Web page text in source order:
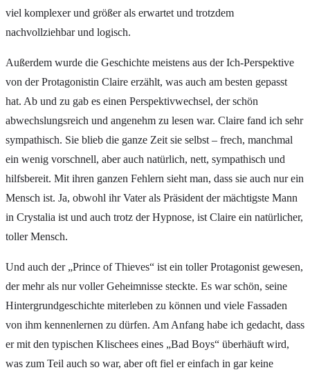
viel komplexer und größer als erwartet und trotzdem
nachvollziehbar und logisch.
Außerdem wurde die Geschichte meistens aus der Ich-Perspektive
von der Protagonistin Claire erzählt, was auch am besten gepasst
hat. Ab und zu gab es einen Perspektivwechsel, der schön
abwechslungsreich und angenehm zu lesen war. Claire fand ich sehr
sympathisch. Sie blieb die ganze Zeit sie selbst – frech, manchmal
ein wenig vorschnell, aber auch natürlich, nett, sympathisch und
hilfsbereit. Mit ihren ganzen Fehlern sieht man, dass sie auch nur ein
Mensch ist. Ja, obwohl ihr Vater als Präsident der mächtigste Mann
in Crystalia ist und auch trotz der Hypnose, ist Claire ein natürlicher,
toller Mensch.
Und auch der „Prince of Thieves“ ist ein toller Protagonist gewesen,
der mehr als nur voller Geheimnisse steckte. Es war schön, seine
Hintergrundgeschichte miterleben zu können und viele Fassaden
von ihm kennenlernen zu dürfen. Am Anfang habe ich gedacht, dass
er mit den typischen Klischees eines „Bad Boys“ überhäuft wird,
was zum Teil auch so war, aber oft fiel er einfach in gar keine